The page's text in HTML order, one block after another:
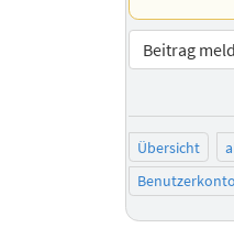
Beitrag
Übersicht